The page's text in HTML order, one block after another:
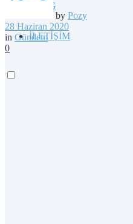
BLOG
İLETİŞİM
by Pozy
28 Haziran 2020
in Gündem
0